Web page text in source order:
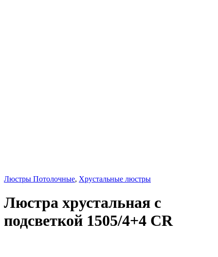
Люстры Потолочные, Хрустальные люстры
Люстра хрустальная с
подсветкой 1505/4+4 CR